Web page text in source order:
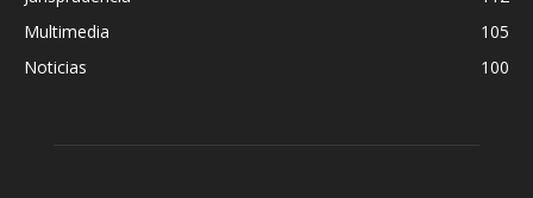
Multimedia
105
Noticias
100